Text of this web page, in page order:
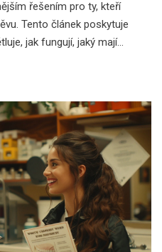
řešením pro ty, kteří
Tento článek poskytuje
jak fungují, jaký mají
o fazety a udržet je v